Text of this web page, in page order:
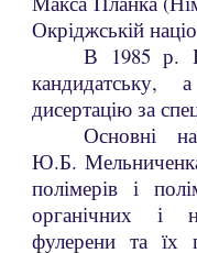
Окріджській
В 1985 р.
дисертацію за
Основні
Ю.Б.
полімерів і
органічних і
фулерени та їх